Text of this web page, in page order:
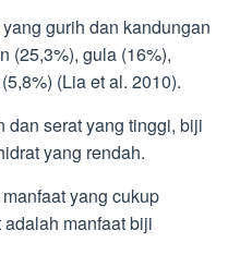
gurih dan kandungan
(25,3%), gula (16%),
(Lia et al. 2010).
dan serat yang tinggi, biji
yang rendah.
yang cukup
manfaat biji